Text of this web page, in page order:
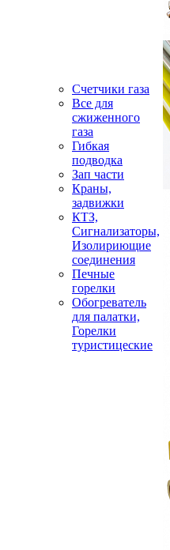
Счетчики газа
Все для
сжиженного
газа
Гибкая
подводка
Зап части
Краны,
задвижки
КТЗ,
Сигнализаторы,
Изолириющие
соединения
Печные
горелки
Обогреватель
для палатки,
Горелки
туристицеские